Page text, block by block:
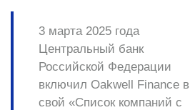
3 марта 2025 года
Центральный банк
Российской Федерации
включил Oakwell Finance в
свой «Список компаний с